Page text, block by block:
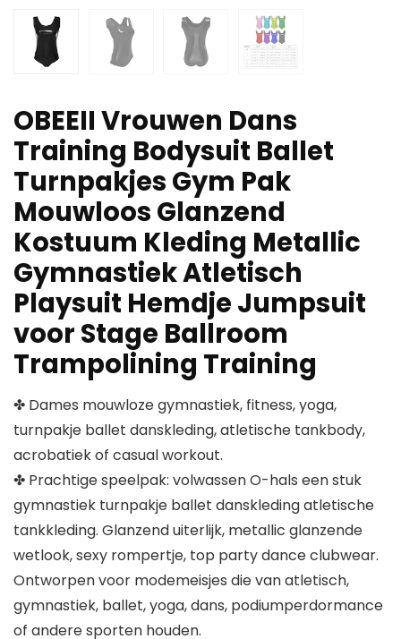
OBEEII Vrouwen Dans
Training Bodysuit Ballet
Turnpakjes Gym Pak
Mouwloos Glanzend
Kostuum Kleding Metallic
Gymnastiek Atletisch
Playsuit Hemdje Jumpsuit
voor Stage Ballroom
Trampolining Training
✤ Dames mouwloze gymnastiek, fitness, yoga,
turnpakje ballet danskleding, atletische tankbody,
acrobatiek of casual workout.
✤ Prachtige speelpak: volwassen O-hals een stuk
gymnastiek turnpakje ballet danskleding atletische
tankkleding. Glanzend uiterlijk, metallic glanzende
wetlook, sexy rompertje, top party dance clubwear.
Ontworpen voor modemeisjes die van atletisch,
gymnastiek, ballet, yoga, dans, podiumperdormance
of andere sporten houden.